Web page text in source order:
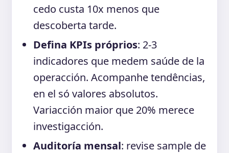
cedo custa 10x menos que
descoberta tarde.
Defina KPIs próprios: 2-3
indicadores que medem saúde de la
operacción. Acompanhe tendências,
en el só valores absolutos.
Variacción maior que 20% merece
investigacción.
Auditoría mensal: revise sample de